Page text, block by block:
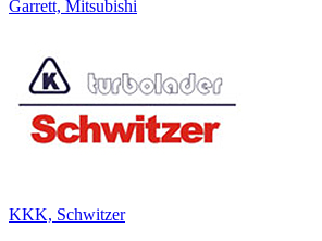
Garrett, Mitsubishi
KKK, Schwitzer